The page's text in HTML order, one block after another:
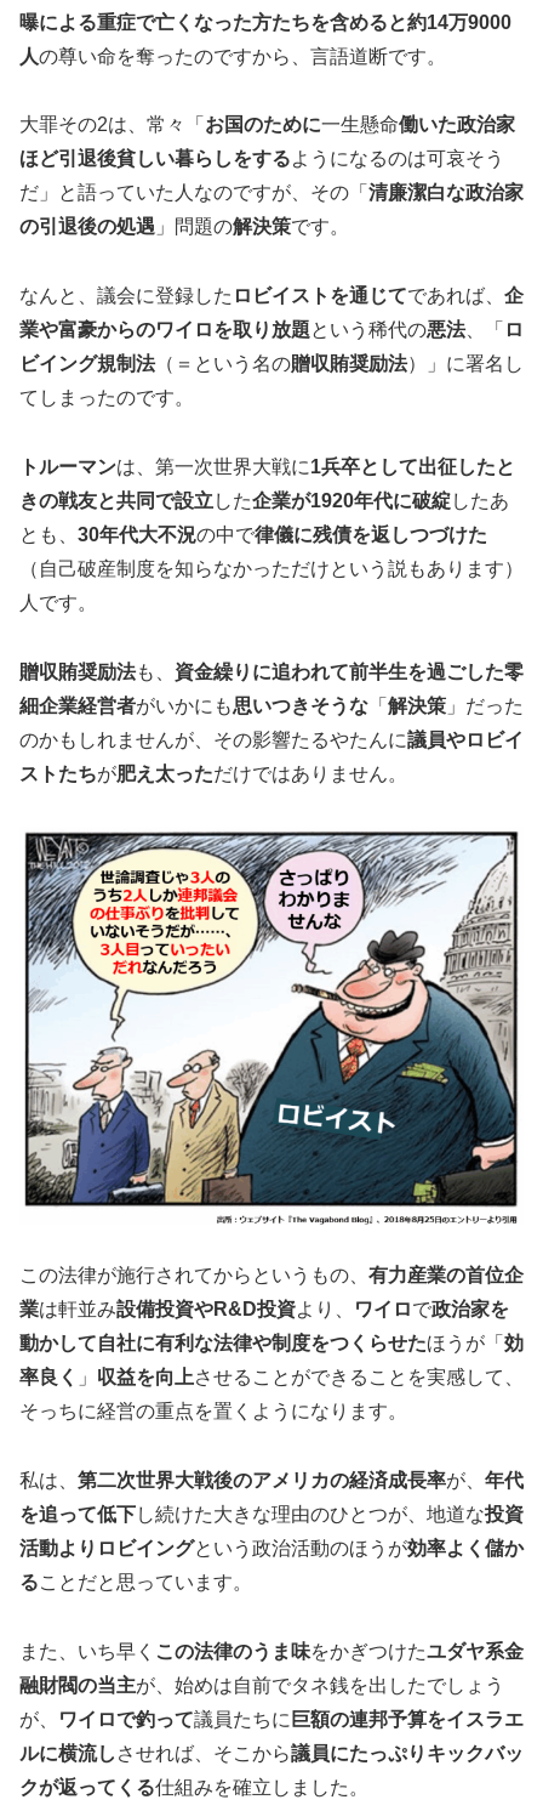
曝による重症で亡くなった方たちを含めると約14万9000
人の尊い命を奪ったのですから、言語道断です。
大罪その2は、常々「 お国のために一生懸命働いた政治家
ほど引退後貧しい暮らしをするようになるのは可哀そう
だ」と語っていた人なのですが、その「 清廉潔白な政治家
の引退後の処遇 」問題の解決策です。
なんと、議会に登録した ロビイストを通じてであれば、 企
業や富豪からのワイロを取り放題という稀代の悪法、「 ロ
ビイング規制法（＝という名の贈収賄奨励法）」に署名し
てしまったのです。
トルーマンは、第一次世界大戦に1兵卒として出征したと
きの戦友と共同で設立 した企業が1920年代に破綻したあ
とも、 30年代大不況の中で律儀に残債を返しつづけた
（自己破産制度を知らなかっただけという説もあります）
人です。
贈収賄奨励法も、 資金繰りに追われて前半生を過ごした零
細企業経営者がいかにも思いつきそうな 「 解決策 」だった
のかもしれませんが、その影響たるやたんに議員やロビイ
ストたちが肥え太っただけではありません。
この法律が施行されてからというもの、 有力産業の首位企
業は軒並み設備投資やR&D投資より、 ワイロで政治家を
動かして自社に有利な法律や制度をつくらせたほうが「 効
率良く
」 収益を向上させることができることを実感して、
そっちに経営の重点を置くようになります。
私は、 第二次世界大戦後のアメリカの経済成長率が、 年代
を追って低下し続けた大きな理由のひとつが、地道な投資
活動よりロビイングという政治活動のほうが効率よく儲か
ることだと思っています。
また、いち早く この法律のうま味をかぎつけたユダヤ系金
融財閥の当主が、始めは自前でタネ銭を出したでしょう
が、
ワイロで釣って議員たちに 巨額の連邦予算をイスラエ
ルに横流し させれば、そこから議員にたっぷりキックバッ
クが返ってくる仕組みを確立しました。